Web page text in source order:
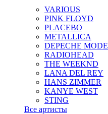
VARIOUS
PINK FLOYD
PLACEBO
METALLICA
DEPECHE MODE
RADIOHEAD
THE WEEKND
LANA DEL REY
HANS ZIMMER
KANYE WEST
STING
Все артисты